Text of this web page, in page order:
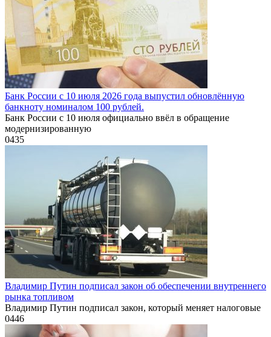
Банк России с 10 июля 2026 года выпустил обновлённую
банкноту номиналом 100 рублей.
Банк России с 10 июля официально ввёл в обращение
модернизированную
0435
Владимир Путин подписал закон об обеспечении внутреннего
рынка топливом
Владимир Путин подписал закон, который меняет налоговые
0446